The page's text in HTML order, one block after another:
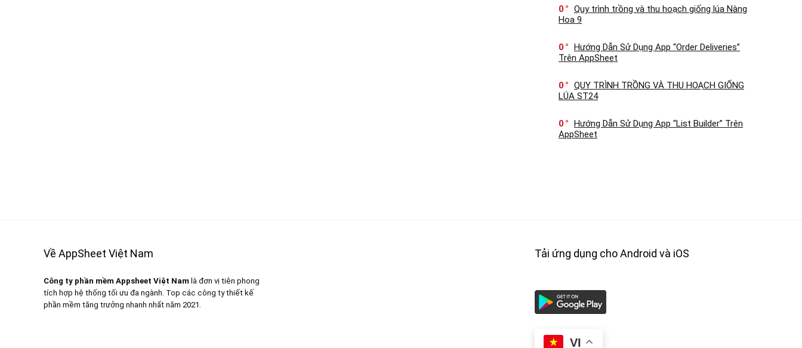
0
Quy trình trồng và thu hoạch giống lúa Nàng
Hoa 9
0
Hướng Dẫn Sử Dụng App “Order Deliveries”
Trên AppSheet
0
QUY TRÌNH TRỒNG VÀ THU HOẠCH GIỐNG
LÚA ST24
0
Hướng Dẫn Sử Dụng App “List Builder” Trên
AppSheet
Về AppSheet Việt Nam
Công ty phần mềm Appsheet Việt Namlà đơn vị tiên phong
tích hợp hệ thống tối ưu đa ngành. Top các công ty thiết kế
phần mềm tăng trưởng nhanh nhất năm 2021.
Tải ứng dụng cho Android và iOS
VI